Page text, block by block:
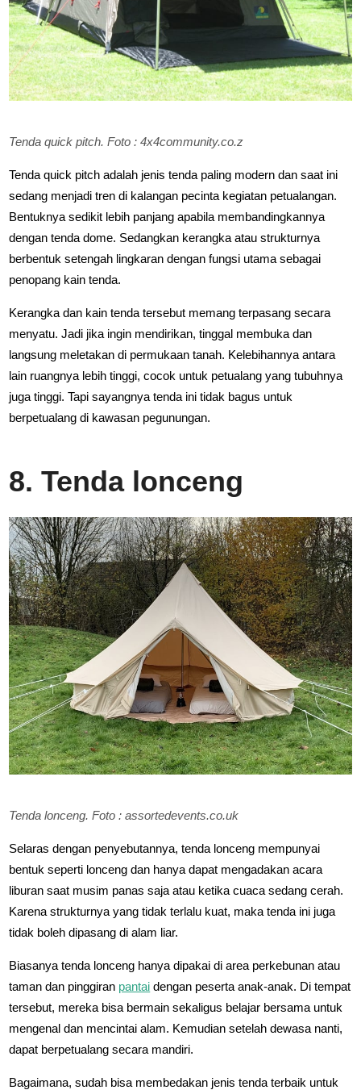
Tenda quick pitch. Foto : 4x4community.co.z
Tenda quick pitch adalah jenis tenda paling modern dan saat ini
sedang menjadi tren di kalangan pecinta kegiatan petualangan.
Bentuknya sedikit lebih panjang apabila membandingkannya
dengan tenda dome. Sedangkan kerangka atau strukturnya
berbentuk setengah lingkaran dengan fungsi utama sebagai
penopang kain tenda.
Kerangka dan kain tenda tersebut memang terpasang secara
menyatu. Jadi jika ingin mendirikan, tinggal membuka dan
langsung meletakan di permukaan tanah. Kelebihannya antara
lain ruangnya lebih tinggi, cocok untuk petualang yang tubuhnya
juga tinggi. Tapi sayangnya tenda ini tidak bagus untuk
berpetualang di kawasan pegunungan.
8.Tenda lonceng
Tenda lonceng. Foto : assortedevents.co.uk
Selaras dengan penyebutannya, tenda lonceng mempunyai
bentuk seperti lonceng dan hanya dapat mengadakan acara
liburan saat musim panas saja atau ketika cuaca sedang cerah.
Karena strukturnya yang tidak terlalu kuat, maka tenda ini juga
tidak boleh dipasang di alam liar.
Biasanya tenda lonceng hanya dipakai di area perkebunan atau
taman dan pinggiran pantai dengan peserta anak-anak. Di tempat
tersebut, mereka bisa bermain sekaligus belajar bersama untuk
mengenal dan mencintai alam. Kemudian setelah dewasa nanti,
dapat berpetualang secara mandiri.
Bagaimana, sudah bisa membedakan jenis tenda terbaik untuk